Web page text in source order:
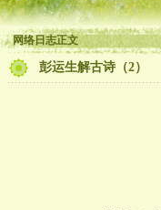
网络日志正文
彭运生解古诗（2）